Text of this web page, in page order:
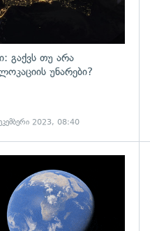
გაქვს თუ არა
უნარები?
2023, 08:40